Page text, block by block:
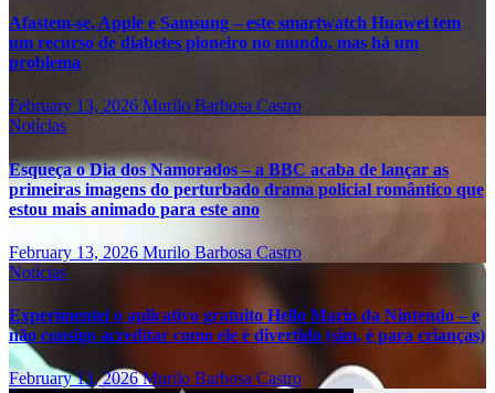
Afastem-se, Apple e Samsung – este smartwatch Huawei tem
um recurso de diabetes pioneiro no mundo, mas há um
problema
February 13, 2026 Murilo Barbosa Castro
Notícias
Esqueça o Dia dos Namorados – a BBC acaba de lançar as
primeiras imagens do perturbado drama policial romântico que
estou mais animado para este ano
February 13, 2026 Murilo Barbosa Castro
Notícias
Experimentei o aplicativo gratuito Hello Mario da Nintendo – e
não consigo acreditar como ele é divertido (sim, é para crianças)
February 13, 2026Murilo Barbosa Castro